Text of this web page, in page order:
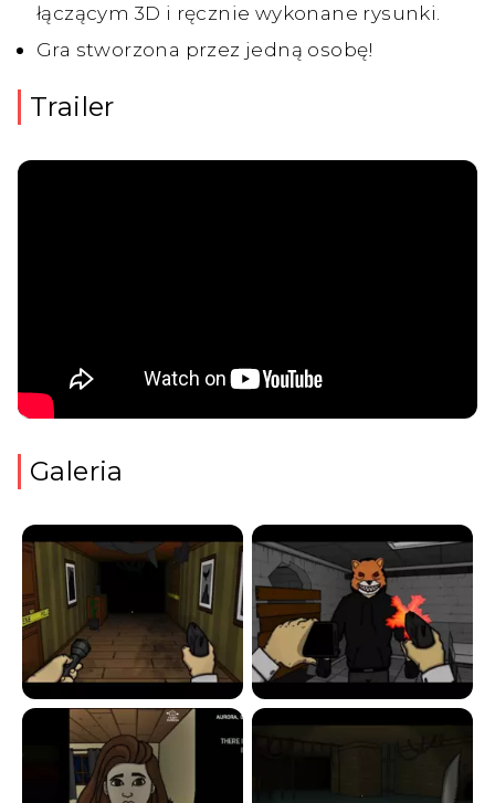
łączącym 3D i ręcznie wykonane rysunki.
Gra stworzona przez jedną osobę!
Trailer
Galeria